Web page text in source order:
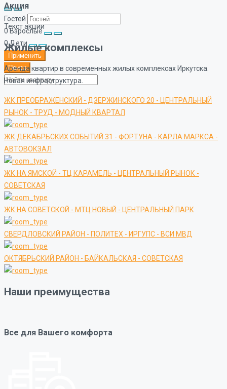
Гостей
0 Взрослые
0 Дети
Применить
Поиск
Акция
Текст акции
Жилые комплексы
Аренда квартир в современных жилых комплексах Иркутска.
Новая инфраструктура.
ЖК ПРЕОБРАЖЕНСКИЙ - ДЗЕРЖИНСКОГО 20 - ЦЕНТРАЛЬНЫЙ
РЫНОК - ТРУД - МОДНЫЙ КВАРТАЛ
ЖК ДЕКАБРЬСКИХ СОБЫТИЙ 31 - ФОРТУНА - КАРЛА МАРКСА -
АВТОВОКЗАЛ
ЖК НА ЯМСКОЙ - ТЦ КАРАМЕЛЬ - ЦЕНТРАЛЬНЫЙ РЫНОК -
СОВЕТСКАЯ
ЖК НА СОВЕТСКОЙ - МТЦ НОВЫЙ - ЦЕНТРАЛЬНЫЙ ПАРК
СВЕРДЛОВСКИЙ РАЙОН - ПОЛИТЕХ - ИРГУПС - ВСИ МВД
ОКТЯБРЬСКИЙ РАЙОН - БАЙКАЛЬСКАЯ - СОВЕТСКАЯ
Наши преимущества
Все для Вашего комфорта